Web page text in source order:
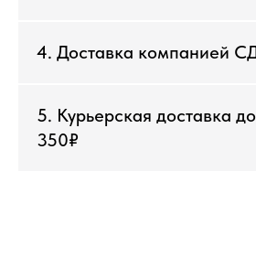
4. Доставка компанией
5. Курьерская доставка
350₽